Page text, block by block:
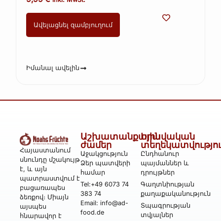
Ավելացնել զամբյուղում
Իմանալ ավելին
Հայաստանում
սնունդը մշակույթ
է, և այն
պատրաստվում է
բացառապես
ձեռքով։ Միայն
այսպես
հնարավոր է
Աշխատանքային
ժամեր
Աջակցություն
Ձեր պատվերի
համար
Tel:+49 6073 74
383 74
Email: info@ad-
food.de
Իրավական
Ընդհանուր
պայմաններ և
դրույթներ
Գաղտնիության
քաղաքականություն
Տպագրության
տվյալներ